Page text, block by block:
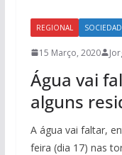
REGIONAL
15 Março, 2020
Água vai
alguns
A água vai faltar,
feira (dia 17) nas